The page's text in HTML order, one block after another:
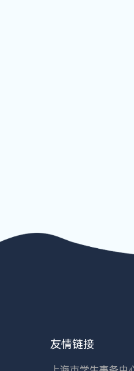
友情链接